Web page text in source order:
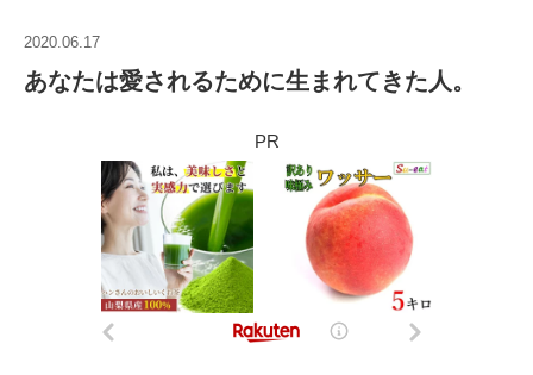
2020.06.17
あなたは愛されるために生まれてきた人。
PR